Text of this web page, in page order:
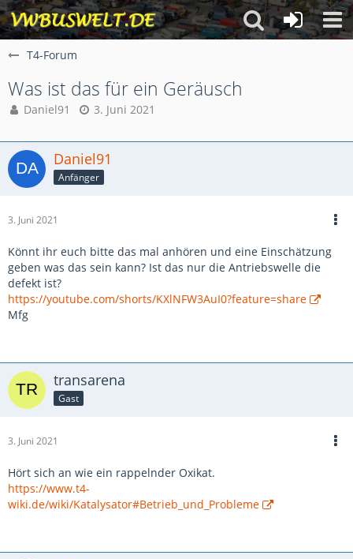
T4-Forum
Was ist das für ein Geräusch
Daniel91 3. Juni 2021
Daniel91
Anfänger
3. Juni 2021
Könnt ihr euch bitte das mal anhören und eine Einschätzung
geben was das sein kann? Ist das nur die Antriebswelle die
defekt ist?
https://youtube.com/shorts/KXlNFW3AuI0?feature=share
Mfg
transarena
Gast
3. Juni 2021
Hört sich an wie ein rappelnder Oxikat.
https://www.t4-
wiki.de/wiki/Katalysator#Betrieb_und_Probleme